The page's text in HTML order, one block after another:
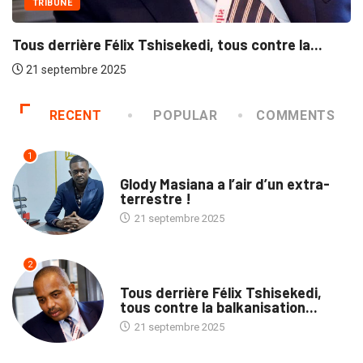
Félix Tshisekedi, tous contre la...
2025
RECENT POPULAR COMMENTS
1
Glody Masiana a l’air d’un extra-
terrestre !
21 septembre 2025
2
Tous derrière Félix Tshisekedi,
tous contre la balkanisation...
21 septembre 2025